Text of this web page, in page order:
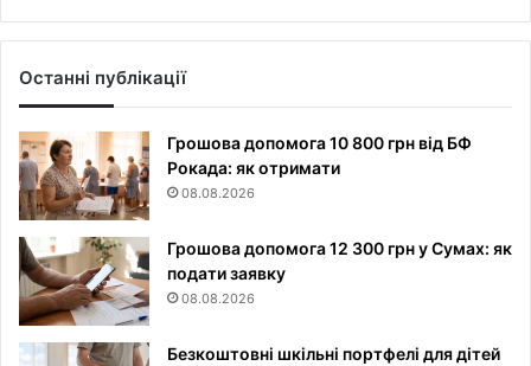
Останні публікації
Грошова допомога 10 800 грн від БФ
Рокада: як отримати
08.08.2026
Грошова допомога 12 300 грн у Сумах: як
подати заявку
08.08.2026
Безкоштовні шкільні портфелі для дітей